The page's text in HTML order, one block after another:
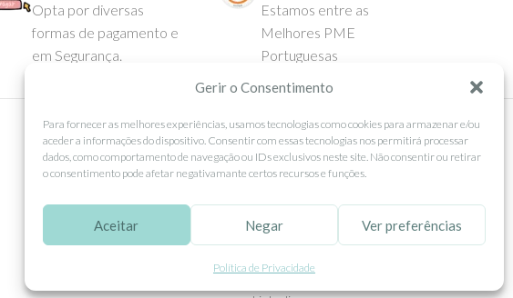
Gerir o Consentimento
Para fornecer as melhores experiências, usamos tecnologias como cookies para armazenar e/ou
aceder a informações do dispositivo. Consentir com essas tecnologias nos permitirá processar
dados, como comportamento de navegação ou IDs exclusivos neste site. Não consentir ou retirar
o consentimento pode afetar negativamante certos recursos e funções.
Aceitar Negar Ver preferências
Política de Privacidade
Opta por diversas
formas de pagamento e
em Segurança.
Estamos entre as
Melhores PME
Portuguesas
APOIO AO CLIENTE
Como Comprar
Pagamentos
SEGUE-NOS
Facebook
Instagram
Pinterest
X